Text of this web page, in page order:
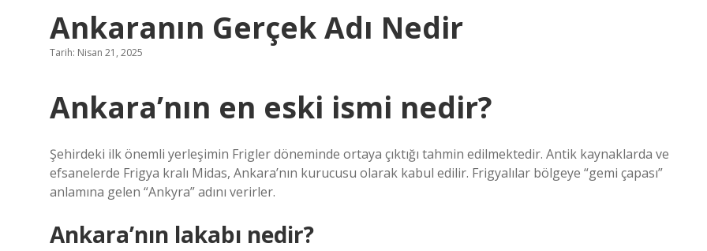
Ankaranın Gerçek Adı Nedir
Tarih: Nisan 21, 2025
Ankara’nın en eski ismi nedir?
Şehirdeki ilk önemli yerleşimin Frigler döneminde ortaya çıktığı tahmin edilmektedir. Antik kaynaklarda ve
efsanelerde Frigya kralı Midas, Ankara’nın kurucusu olarak kabul edilir. Frigyalılar bölgeye “gemi çapası”
anlamına gelen “Ankyra” adını verirler.
Ankara’nın lakabı nedir?